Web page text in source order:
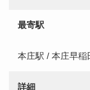
最寄駅
本庄駅 / 本庄早稲
詳細